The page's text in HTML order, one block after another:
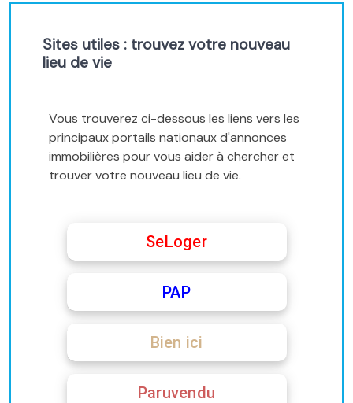
Sites utiles : trouvez votre nouveau
lieu de vie
Vous trouverez ci-dessous les liens vers les
principaux portails nationaux d'annonces
immobilières pour vous aider à chercher et
trouver votre nouveau lieu de vie.
SeLoger
PAP
Bien ici
Paruvendu